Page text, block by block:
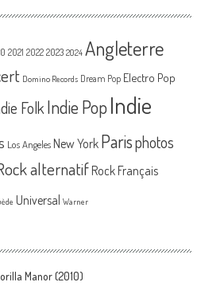
2021 2022 2023 2024 Angleterre
Domino Records Dream Pop Electro Pop
FolkIndie PopIndie
Los Angeles New York Parisphotos
alternatif Rock Français
Universal Warner
Manor (2010)